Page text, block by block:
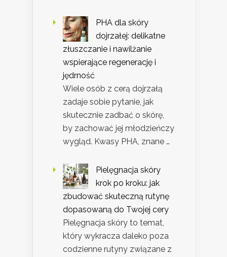
PHA dla skóry
dojrzałej: delikatne
złuszczanie i nawilżanie
wspierające regenerację i
jędrność
Wiele osób z cerą dojrzałą
zadaje sobie pytanie, jak
skutecznie zadbać o skórę,
by zachować jej młodzieńczy
wygląd. Kwasy PHA, znane …
Pielęgnacja skóry
krok po kroku: jak
zbudować skuteczną rutynę
dopasowaną do Twojej cery
Pielęgnacja skóry to temat,
który wykracza daleko poza
codzienne rutyny związane z